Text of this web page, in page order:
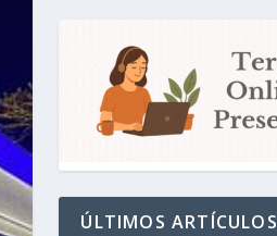
ÚLTIMOS ARTÍCULOS